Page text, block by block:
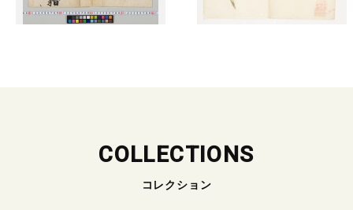
COLLECTIONS
コレクション